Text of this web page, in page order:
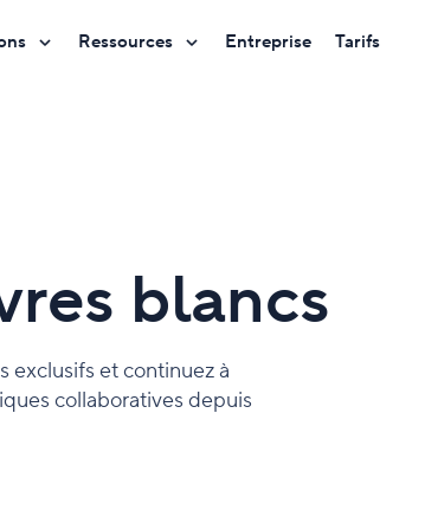
Ressources Entreprise Tarifs
blancs
exclusifs et continuez à
collaboratives depuis